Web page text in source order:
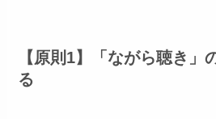
【原則1】「ながら聴き」
る